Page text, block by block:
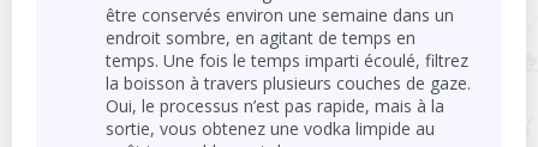
être conservés environ une semaine dans un
endroit sombre, en agitant de temps en
temps. Une fois le temps imparti écoulé, filtrez
la boisson à travers plusieurs couches de gaze.
Oui, le processus n’est pas rapide, mais à la
sortie, vous obtenez une vodka limpide au